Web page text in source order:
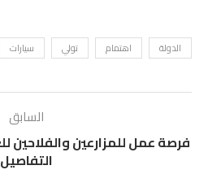
الدولة اهتمام تولي سيارات
السابق
فرصة عمل للمزارعين
التفاصيل